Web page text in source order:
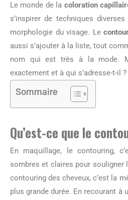
Le monde de la coloration
s’inspirer de techniques
morphologie du visage. Le
aussi s’ajouter à la liste, tout
nom qui est très à la mode.
exactement et à qui s’adresse-t-il ?
Sommaire
Qu’est-ce que le
En maquillage, le contouring,
sombres et claires pour souligner
contouring des cheveux, c’est la
plus grande durée. En recourant à